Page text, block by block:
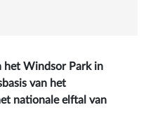
het Windsor Park in
van het
nationale elftal van